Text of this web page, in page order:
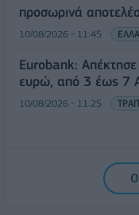
προσωρινά
10/08/2026 - 11:45
Eurobank: Απέκτησε
ευρώ, από 3 έως 7
10/08/2026 - 11:25